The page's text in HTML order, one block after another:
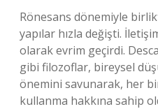
Rönesans dönemiyle
yapılar hızla değişti.
olarak evrim geçirdi.
gibi filozoflar, bireysel
önemini savunarak, her
kullanma hakkına sahip